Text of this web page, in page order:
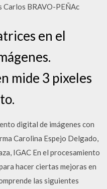
Carlos BRAVO-PEÑAc
en el
mide 3 pixeles
digital de imágenes con
Carolina Espejo Delgado,
IGAC En el procesamiento
hacer ciertas mejoras en
las siguientes